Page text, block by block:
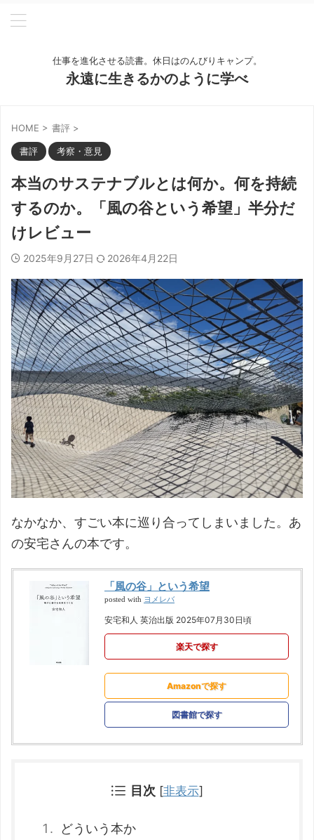
仕事を進化させる読書。休日はのんびりキャンプ。
永遠に生きるかのように学べ
HOME > 書評 >
書評 考察・意見
本当のサステナブルとは何か。何を持続
するのか。「風の谷という希望」半分だ
けレビュー
2025年9月27日 2026年4月22日
なかなか、すごい本に巡り合ってしまいました。あ
の安宅さんの本です。
「風の谷」という希望
posted with ヨメレバ
安宅和人 英治出版 2025年07月30日頃
楽天で探す
Amazonで探す
図書館で探す
目次 [非表示]
どういう本か